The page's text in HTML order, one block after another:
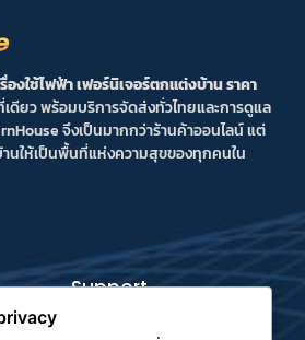
องใช้ไฟฟ้า เฟอร์นิเจอร์ตกแต่งบ้าน ราคา
ดียว พร้อมบริการจัดส่งทั่วไทยและการดูแล
จึงเป็นมากกว่าร้านค้าออนไลน์ แต่
นให้เป็นพื้นที่แห่งความสุขของทุกคนใน
Support
Order Tracking